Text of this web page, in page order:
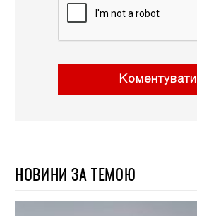
Коментувати
НОВИНИ ЗА ТЕМОЮ